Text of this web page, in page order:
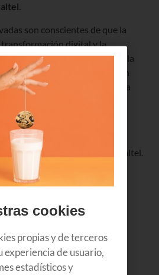
.
son conscientes de que la
digital y la
Y el objetivo es llevar a la
y potencialidades, que se han
con el auge de la Inteligencia
conectividad de las redes.
empresas como
oLargoiko , además de Euskaltel.
cookies
propias y de terceros
experiencia de usuario,
estadísticos y